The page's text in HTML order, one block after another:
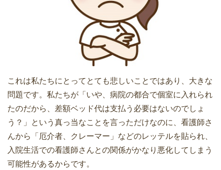
これは私たちにとってとても悲しいことではあり、大きな
問題です。私たちが「いや、病院の都合で個室に入れられ
たのだから、差額ベッド代は支払う必要はないのでしょ
う？」という真っ当なことを言っただけなのに、看護師さ
んから「厄介者、クレーマー」などのレッテルを貼られ、
入院生活での看護師さんとの関係がかなり悪化してしまう
可能性があるからです。